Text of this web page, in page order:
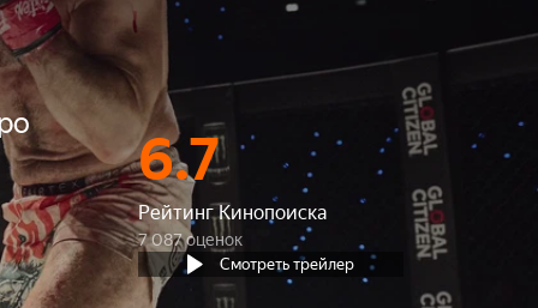
6.7
Рейтинг Кинопоиска
7 087 оценок
Смотреть трейлер